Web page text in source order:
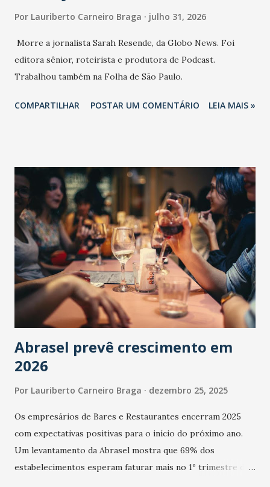
Por Lauriberto Carneiro Braga julho 31, 2026
Morre a jornalista Sarah Resende, da Globo News. Foi
editora sênior, roteirista e produtora de Podcast.
Trabalhou também na Folha de São Paulo.
COMPARTILHAR POSTAR UM COMENTÁRIO LEIA MAIS »
Abrasel prevê crescimento em
2026
Por Lauriberto Carneiro Braga dezembro 25, 2025
Os empresários de Bares e Restaurantes encerram 2025
com expectativas positivas para o início do próximo ano.
Um levantamento da Abrasel mostra que 69% dos
estabelecimentos esperam faturar mais no 1º trimestre de